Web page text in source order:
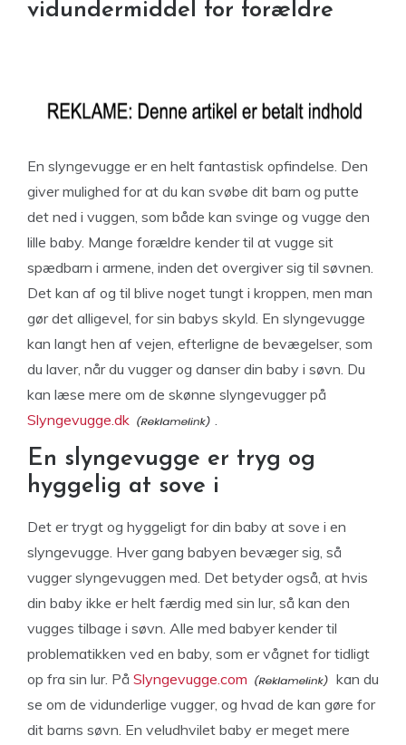
vidundermiddel for forældre
En slyngevugge er en helt fantastisk opfindelse. Den
giver mulighed for at du kan svøbe dit barn og putte
det ned i vuggen, som både kan svinge og vugge den
lille baby. Mange forældre kender til at vugge sit
spædbarn i armene, inden det overgiver sig til søvnen.
Det kan af og til blive noget tungt i kroppen, men man
gør det alligevel, for sin babys skyld. En slyngevugge
kan langt hen af vejen, efterligne de bevægelser, som
du laver, når du vugger og danser din baby i søvn. Du
kan læse mere om de skønne slyngevugger på
Slyngevugge.dk
.
En slyngevugge er tryg og
hyggelig at sove i
Det er trygt og hyggeligt for din baby at sove i en
slyngevugge. Hver gang babyen bevæger sig, så
vugger slyngevuggen med. Det betyder også, at hvis
din baby ikke er helt færdig med sin lur, så kan den
vugges tilbage i søvn. Alle med babyer kender til
problematikken ved en baby, som er vågnet for tidligt
op fra sin lur. På Slyngevugge.com
kan du
se om de vidunderlige vugger, og hvad de kan gøre for
dit barns søvn. En veludhvilet baby er meget mere